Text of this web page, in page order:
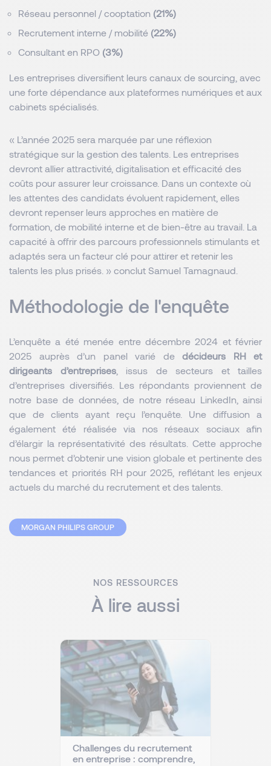
Réseau personnel / cooptation (21%)
Recrutement interne / mobilité (22%)
Consultant en RPO (3%)
Les entreprises diversifient leurs canaux de sourcing, avec
une forte dépendance aux plateformes numériques et aux
cabinets spécialisés.
« L’année 2025 sera marquée par une réflexion
stratégique sur la gestion des talents. Les entreprises
devront allier attractivité, digitalisation et efficacité des
coûts pour assurer leur croissance. Dans un contexte où
les attentes des candidats évoluent rapidement, elles
devront repenser leurs approches en matière de
formation, de mobilité interne et de bien-être au travail. La
capacité à offrir des parcours professionnels stimulants et
adaptés sera un facteur clé pour attirer et retenir les
talents les plus prisés. » conclut Samuel Tamagnaud.
Méthodologie de l'enquête
L’enquête a été menée entre décembre 2024 et février
2025 auprès d’un panel varié de décideurs RH et
dirigeants d’entreprises, issus de secteurs et tailles
d’entreprises diversifiés. Les répondants proviennent de
notre base de données, de notre réseau LinkedIn, ainsi
que de clients ayant reçu l’enquête. Une diffusion a
également été réalisée via nos réseaux sociaux afin
d’élargir la représentativité des résultats. Cette approche
nous permet d’obtenir une vision globale et pertinente des
tendances et priorités RH pour 2025, reflétant les enjeux
actuels du marché du recrutement et des talents.
MORGAN PHILIPS GROUP
NOS RESSOURCES
À lire aussi
Challenges du recrutement
en entreprise : comprendre,